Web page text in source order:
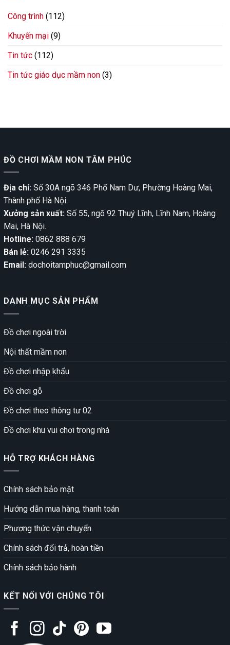
Ninh
Hưng
tại
Công trình (112)
Khuyến mại (9)
Tin tức (112)
Tin tức giáo dục mầm non (3)
ĐỒ CHƠI MẦM NON TÂM PHÚC
Địa chỉ: Số 30A ngõ 346 Phố Nam Dư, Phường Hoàng Mai,
Thành phố Hà Nội.
Xưởng sản xuất: Số 55, ngõ 92 Thuý Lĩnh, Lĩnh Nam, Hoàng
Mai, Hà Nội.
Hotline: 0862 888 679
Bán lẻ: 0246 291 3335
Email: dochoitamphuc@gmail.com
DANH MỤC SẢN PHẨM
Đồ chơi ngoài trời
Nội thất mầm non
Đồ chơi nhập khẩu
Đồ chơi gỗ
Đồ chơi theo thông tư 02
Đồ chơi khu vui chơi trong nhà
HỖ TRỢ KHÁCH HÀNG
Chính sách bảo mật
Hướng dẫn mua hàng, thanh toán
Phương thức vận chuyển
Chính sách đổi trả, hoàn tiền
Chính sách bảo hành
KẾT NỐI VỚI CHÚNG TÔI